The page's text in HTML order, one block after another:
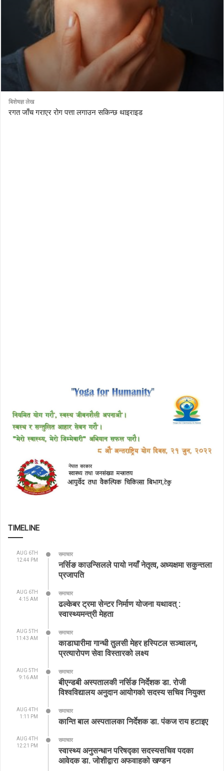
बिशेषज्ञ लेख
रगत जाँच गराएर रोग पत्ता लगाउन सकिन्छ थाइराइड
TIMELINE
AUG 6TH
12:44 PM
समाचार
नर्सिङ काउन्सिलले पायो नयाँ नेतृत्व, अध्यक्षमा सकुन्तला
प्रजापति
AUG 6TH
4:15 AM
समाचार
ढल्केबर ट्रमा सेन्टर निर्माण योजना यथावत् :
स्वास्थ्यमन्त्री मेहता
AUG 5TH
11:43 AM
समाचार
काडाघारीमा गान्धी तुलसी मेहर हस्पिटल सञ्चालन,
प्रत्यारोपण सेवा विस्तारको लक्ष्य
AUG 5TH
9:16 AM
समाचार
बीएन्डबी अस्पतालकी नर्सिङ निर्देशक डा. रोजी
विश्वविद्यालय अनुदान आयोगको सदस्य सचिव नियुक्त
AUG 4TH
1:11 PM
समाचार
कान्ति बाल अस्पतालका निर्देशक डा. पंकज राय हटाइए
AUG 4TH
12:21 PM
समाचार
स्वास्थ्य अनुसन्धान परिषद्का सदस्यसचिव पदका
आवेदक डा. जोशीद्वारा अफवाहको खण्डन